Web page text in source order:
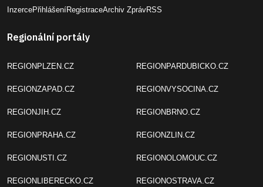
InzercePřihlášeníRegistraceArchiv ZprávRSS
Regionální portály
REGIONPLZEN.CZ
REGIONZAPAD.CZ
REGIONJIH.CZ
REGIONPRAHA.CZ
REGIONUSTI.CZ
REGIONLIBERECKO.CZ
REGIONPARDUBICKO.CZ
REGIONVYSOCINA.CZ
REGIONBRNO.CZ
REGIONZLIN.CZ
REGIONOLOMOUC.CZ
REGIONOSTRAVA.CZ